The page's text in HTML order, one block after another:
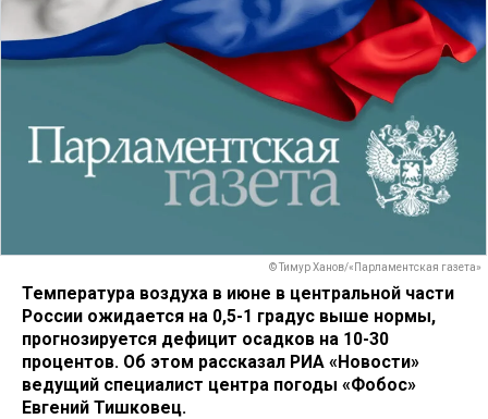
© Тимур Ханов/«Парламентская газета»
Температура воздуха в июне в центральной части
России ожидается на 0,5-1 градус выше нормы,
прогнозируется дефицит осадков на 10-30
процентов. Об этом рассказал РИА «Новости»
ведущий специалист центра погоды «Фобос»
Евгений Тишковец.